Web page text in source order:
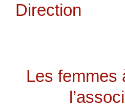
Direction
Les femmes